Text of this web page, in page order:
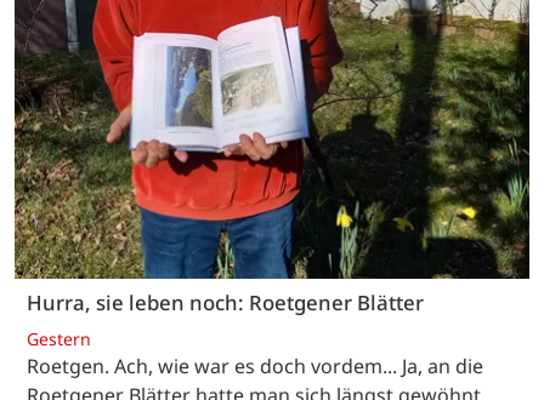
Hurra, sie leben noch: Roetgener Blätter
Gestern
Roetgen. Ach, wie war es doch vordem... Ja, an die
Roetgener Blätter hatte man sich längst gewöhnt.